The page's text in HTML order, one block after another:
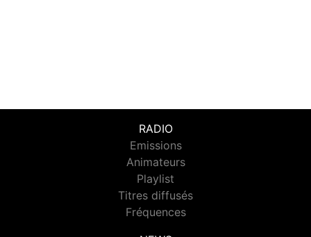
RADIO
Emissions
Animateurs
Playlist
Titres diffusés
Fréquences